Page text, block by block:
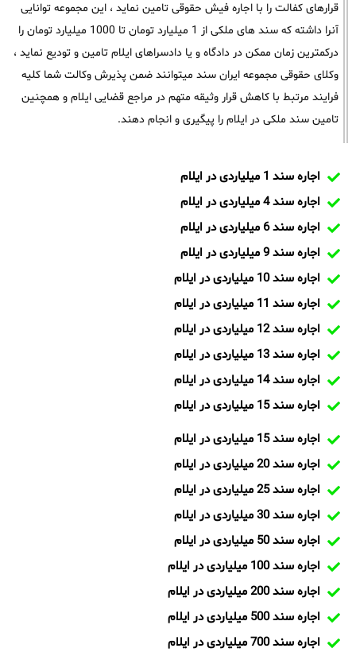
قرارهای کفالت را با اجاره فیش حقوقی تامین نماید ، این مجموعه توانایی
آنرا داشته که سند های ملکی از 1 میلیارد تومان تا 1000 میلیارد تومان را
درکمترین زمان ممکن در دادگاه و یا دادسراهای ایلام تامین و تودیع نماید ،
وکلای حقوقی مجموعه ایران سند میتوانند ضمن پذیرش وکالت شما کلیه
فرایند مرتبط با کاهش قرار وثیقه متهم در مراجع قضایی ایلام و همچنین
تامین سند ملکی در ایلام را پیگیری و انجام دهند.
اجاره سند 1 میلیاردی در ایلام
اجاره سند 4 میلیاردی در ایلام
اجاره سند 6 میلیاردی در ایلام
اجاره سند 9 میلیاردی در ایلام
اجاره سند 10 میلیاردی در ایلام
اجاره سند 11 میلیاردی در ایلام
اجاره سند 12 میلیاردی در ایلام
اجاره سند 13 میلیاردی در ایلام
اجاره سند 14 میلیاردی در ایلام
اجاره سند 15 میلیاردی در ایلام
اجاره سند 15 میلیاردی در ایلام
اجاره سند 20 میلیاردی در ایلام
اجاره سند 25 میلیاردی در ایلام
اجاره سند 30 میلیاردی در ایلام
اجاره سند 50 میلیاردی در ایلام
اجاره سند 100 میلیاردی در ایلام
اجاره سند 200 میلیاردی در ایلام
اجاره سند 500 میلیاردی در ایلام
اجاره سند 700 میلیاردی در ایلام